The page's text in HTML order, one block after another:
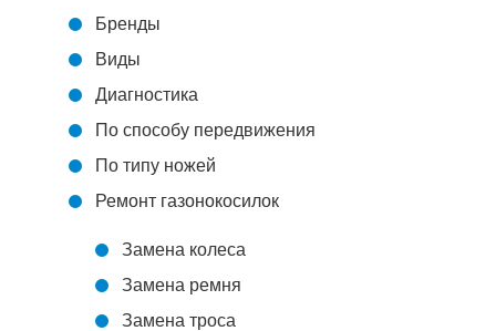
Бренды
Виды
Диагностика
По способу передвижения
По типу ножей
Ремонт газонокосилок
Замена колеса
Замена ремня
Замена троса